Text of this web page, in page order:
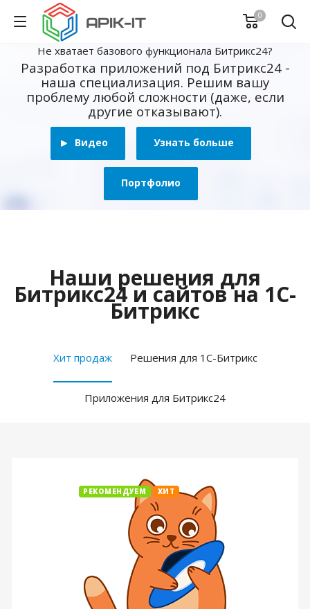
0
Не хватает базового функционала Битрикс24?
Разработка приложений под Битрикс24 -
наша специализация. Решим вашу
проблему любой сложности (даже, если
другие отказывают).
Видео Узнать больше
Портфолио
Наши решения для
Битрикс24 и сайтов на 1С-
Битрикс
Хит продаж Решения для 1С-Битрикс
Приложения для Битрикс24
РЕКОМЕНДУЕМ ХИТ